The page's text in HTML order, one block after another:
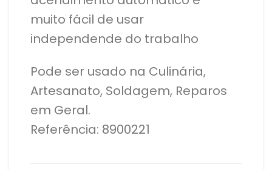
muito fácil de usar
independende do trabalho
Pode ser usado na Culinária,
Artesanato, Soldagem, Reparos
em Geral.
Referência: 8900221